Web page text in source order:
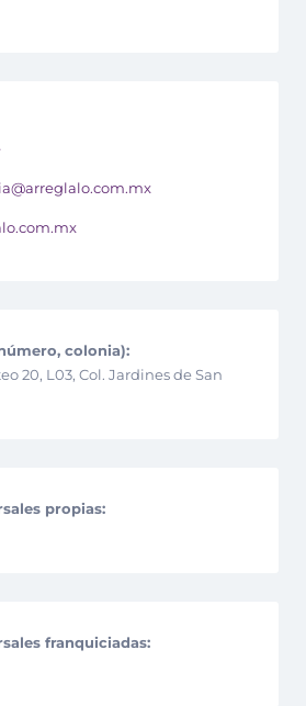
colonia):
20, L03, Col. Jardines de San
propias:
franquiciadas: